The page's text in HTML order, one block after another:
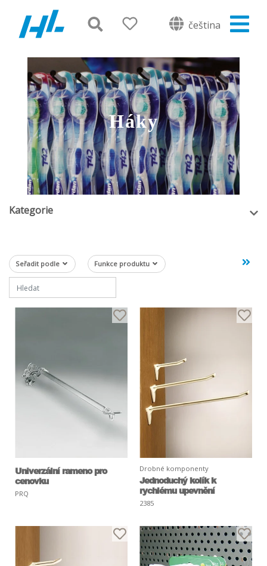
čeština
Háky
Kategorie
Seřadit podle Funkce produktu
Univerzální rameno pro
cenovku
PRQ
Drobné komponenty
Jednoduchý kolík k
rychlému upevnění
2385